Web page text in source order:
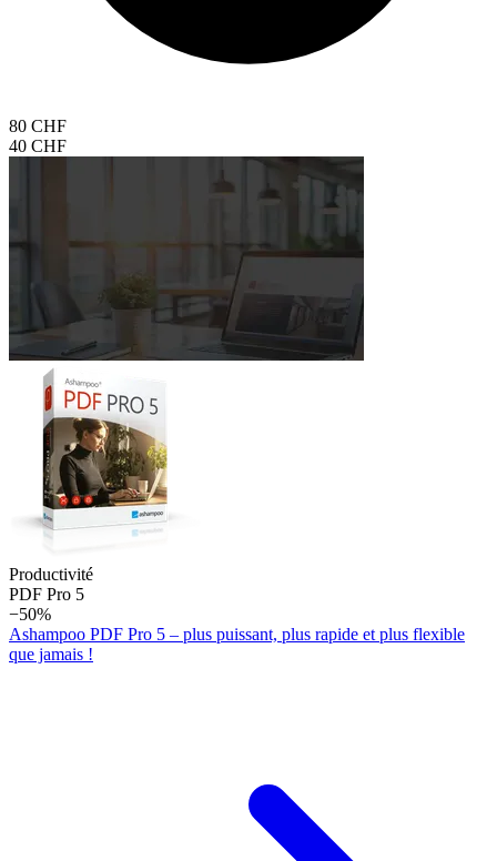
80 CHF
40 CHF
Productivité
PDF Pro 5
−50%
Ashampoo PDF Pro 5 – plus puissant, plus rapide et plus flexible
que jamais !